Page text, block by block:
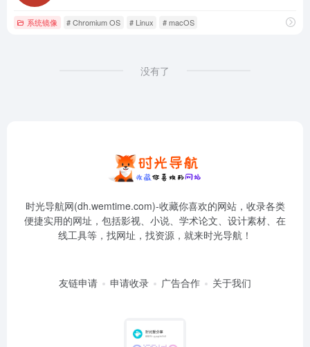
系统镜像 # Chromium OS # Linux # macOS
没有了
时光导航网(dh.wemtime.com)-收藏你喜欢的网站，收录各类
便捷实用的网址，包括影视、小说、学术论文、设计素材、在
线工具等，找网址，找资源，就来时光导航！
友链申请 申请收录 广告合作 关于我们